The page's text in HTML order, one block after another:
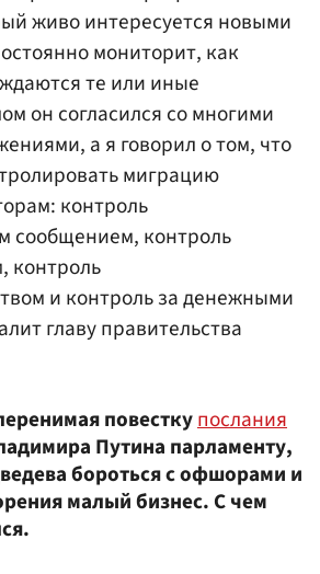
живо интересуется новыми
мониторит, как
те или иные
он согласился со многими
а я говорил о том, что
миграцию
контроль
сообщением, контроль
контроль
и контроль за денежными
главу правительства
повесткупослания
Путина парламенту,
бороться с офшорами и
малый бизнес. С чем